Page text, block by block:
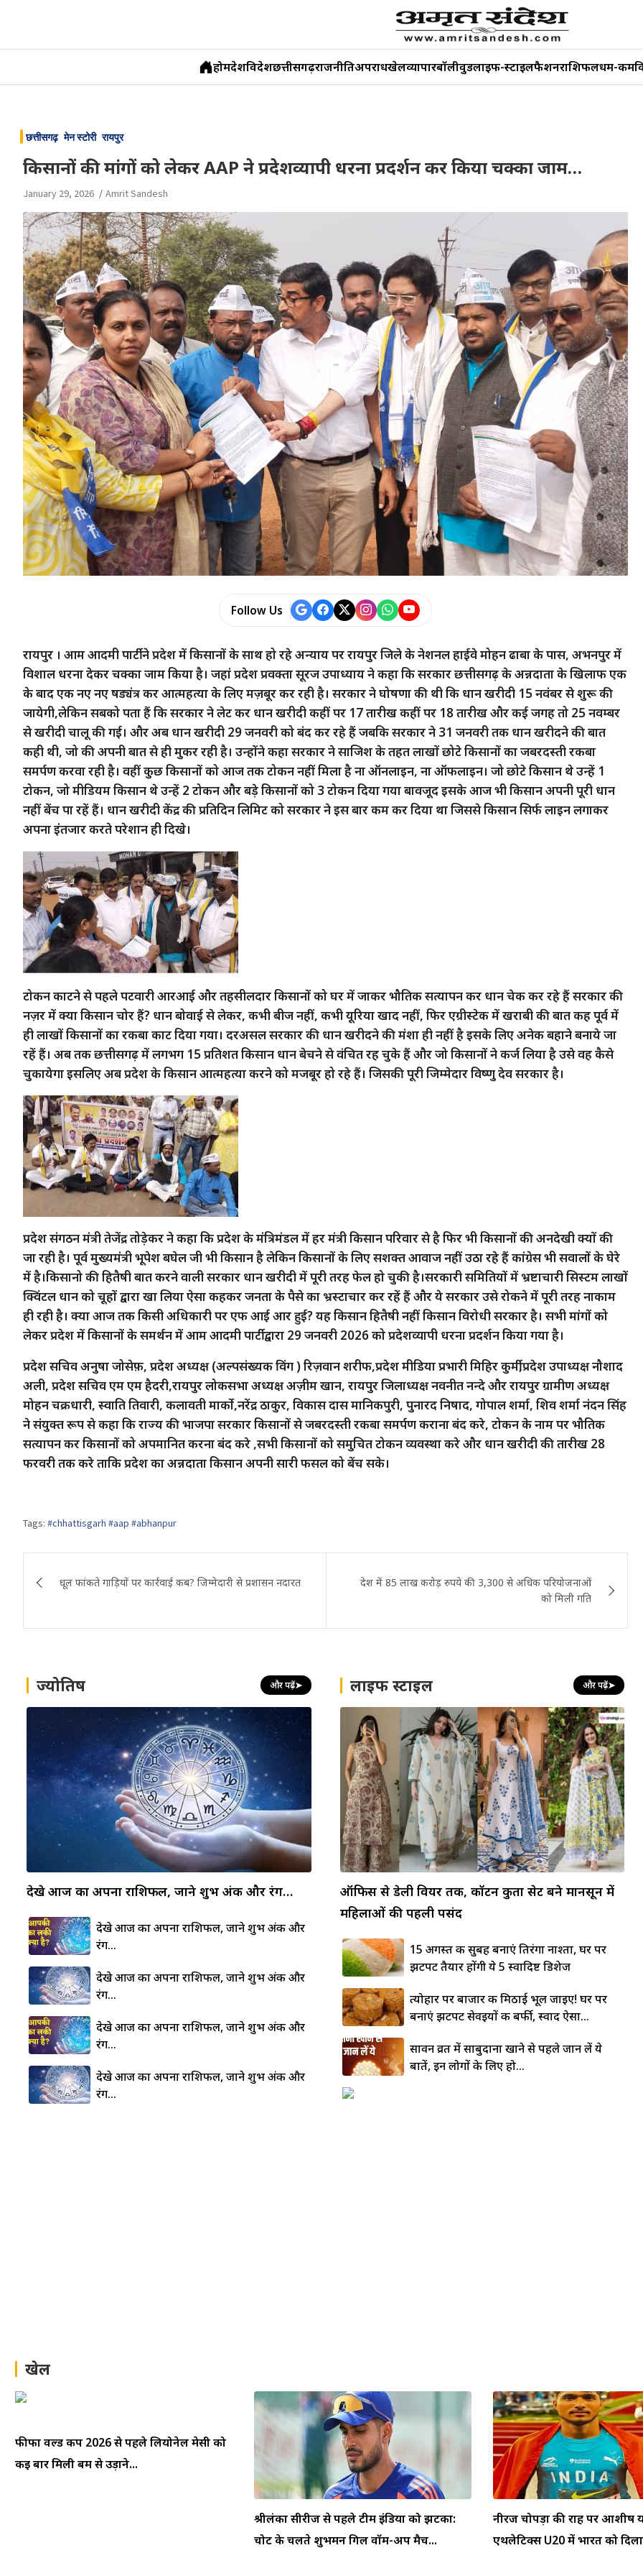
content
होमदेशविदेशछत्तीसगढ़राजनीतिअपराधखेलव्यापारबॉलीवुडलाइफ-स्टाइलफैशनराशिफलधर्म-कर्म
छत्तीसगढ़ मेन स्टोरी रायपुर
किसानों की मांगों को लेकर AAP ने प्रदेशव्यापी धरना प्रदर्शन कर किया चक्का जाम…
January 29, 2026 Amrit Sandesh
Follow Us
रायपुर । आम आदमी पार्टी ने प्रदेश में किसानों के साथ हो रहे अन्याय पर रायपुर जिले के नेशनल हाईवे मोहन ढाबा के पास, अभनपुर में
विशाल धरना देकर चक्का जाम किया है। जहां प्रदेश प्रवक्ता सूरज उपाध्याय ने कहा कि सरकार छत्तीसगढ़ के अन्नदाता के खिलाफ एक
के बाद एक नए नए षड्यंत्र कर आत्महत्या के लिए मज़बूर कर रही है। सरकार ने घोषणा की थी कि धान खरीदी 15 नवंबर से शुरू की
जायेगी,लेकिन सबको पता हैं कि सरकार ने लेट कर धान खरीदी कहीं पर 17 तारीख कहीं पर 18 तारीख और कई जगह तो 25 नवम्बर
से खरीदी चालू की गई। और अब धान खरीदी 29 जनवरी को बंद कर रहे हैं जबकि सरकार ने 31 जनवरी तक धान खरीदने की बात
कही थी, जो की अपनी बात से ही मुकर रही है। उन्होंने कहा सरकार ने साजिश के तहत लाखों छोटे किसानों का जबरदस्ती रकबा
समर्पण करवा रही है। वहीं कुछ किसानों को आज तक टोकन नहीं मिला है ना ऑनलाइन, ना ऑफलाइन। जो छोटे किसान थे उन्हें 1
टोकन, जो मीडियम किसान थे उन्हें 2 टोकन और बड़े किसानों को 3 टोकन दिया गया बावजूद इसके आज भी किसान अपनी पूरी धान
नहीं बेंच पा रहें हैं। धान खरीदी केंद्र की प्रतिदिन लिमिट को सरकार ने इस बार कम कर दिया था जिससे किसान सिर्फ लाइन लगाकर
अपना इंतजार करते परेशान ही दिखे।
टोकन काटने से पहले पटवारी आरआई और तहसीलदार किसानों को घर में जाकर भौतिक सत्यापन कर धान चेक कर रहे हैं सरकार की
नज़र में क्या किसान चोर हैं? धान बोवाई से लेकर, कभी बीज नहीं, कभी यूरिया खाद नहीं, फिर एग्रीस्टेक में खराबी की बात कह पूर्व में
ही लाखों किसानों का रकबा काट दिया गया। दरअसल सरकार की धान खरीदने की मंशा ही नहीं है इसके लिए अनेक बहाने बनाये जा
रहें हैं। अब तक छत्तीसगढ़ में लगभग 15 प्रतिशत किसान धान बेचने से वंचित रह चुके हैं और जो किसानों ने कर्ज लिया है उसे वह कैसे
चुकायेगा इसलिए अब प्रदेश के किसान आत्महत्या करने को मजबूर हो रहे हैं। जिसकी पूरी जिम्मेदार विष्णु देव सरकार है।
प्रदेश संगठन मंत्री तेजेंद्र तोड़ेकर ने कहा कि प्रदेश के मंत्रिमंडल में हर मंत्री किसान परिवार से है फिर भी किसानों की अनदेखी क्यों की
जा रही है। पूर्व मुख्यमंत्री भूपेश बघेल जी भी किसान है लेकिन किसानों के लिए सशक्त आवाज नहीं उठा रहे हैं कांग्रेस भी सवालों के घेरे
में है।किसानो की हितैषी बात करने वाली सरकार धान खरीदी में पूरी तरह फेल हो चुकी है।सरकारी समितियों में भ्रष्टाचारी सिस्टम लाखों
क्विंटल धान को चूहों द्वारा खा लिया ऐसा कहकर जनता के पैसे का भ्रस्टाचार कर रहें हैं और ये सरकार उसे रोकने में पूरी तरह नाकाम
ही रही है। क्या आज तक किसी अधिकारी पर एफ आई आर हुई? यह किसान हितैषी नहीं किसान विरोधी सरकार है। सभी मांगों को
लेकर प्रदेश में किसानों के समर्थन में आम आदमी पार्टी द्वारा 29 जनवरी 2026 को प्रदेशव्यापी धरना प्रदर्शन किया गया है।
प्रदेश सचिव अनुषा जोसेफ़, प्रदेश अध्यक्ष (अल्पसंख्यक विंग ) रिज़वान शरीफ,प्रदेश मीडिया प्रभारी मिहिर कुर्मी,प्रदेश उपाध्यक्ष नौशाद
अली, प्रदेश सचिव एम एम हैदरी,रायपुर लोकसभा अध्यक्ष अज़ीम खान, रायपुर जिलाध्यक्ष नवनीत नन्दे और रायपुर ग्रामीण अध्यक्ष
मोहन चक्रधारी, स्वाति तिवारी, कलावती मार्को,नरेंद्र ठाकुर, विकास दास मानिकपुरी, पुनारद निषाद, गोपाल शर्मा, शिव शर्मा नंदन सिंह
ने संयुक्त रूप से कहा कि राज्य की भाजपा सरकार किसानों से जबरदस्ती रकबा समर्पण कराना बंद करे, टोकन के नाम पर भौतिक
सत्यापन कर किसानों को अपमानित करना बंद करे ,सभी किसानों को समुचित टोकन व्यवस्था करे और धान खरीदी की तारीख 28
फरवरी तक करे ताकि प्रदेश का अन्नदाता किसान अपनी सारी फसल को बेंच सके।
Tags: #chhattisgarh #aap #abhanpur
navigation
धूल फांकते गाड़ियों पर कार्रवाई कब? जिम्मेदारी से प्रशासन नदारत
देश में 85 लाख करोड़ रुपये की 3,300 से अधिक परियोजनाओं
को मिली गति
ज्योतिष और पढ़ें➤
देखे आज का अपना राशिफल, जाने शुभ अंक और रंग…
देखे आज का अपना राशिफल, जाने शुभ अंक और
रंग…
देखे आज का अपना राशिफल, जाने शुभ अंक और
रंग…
देखे आज का अपना राशिफल, जाने शुभ अंक और
रंग…
देखे आज का अपना राशिफल, जाने शुभ अंक और
रंग…
लाइफ स्टाइल और पढ़ें➤
ऑफिस से डेली वियर तक, कॉटन कुर्ता सेट बने मानसून में
महिलाओं की पहली पसंद
15 अगस्त की सुबह बनाएं तिरंगा नाश्ता, घर पर
झटपट तैयार होंगी ये 5 स्वादिष्ट डिशेज
त्योहार पर बाजार की मिठाई भूल जाइए! घर पर
बनाएं झटपट सेवइयों की बर्फी, स्वाद ऐसा...
सावन व्रत में साबुदाना खाने से पहले जान लें ये
बातें, इन लोगों के लिए हो...
खेल
फीफा वर्ल्ड कप 2026 से पहले लियोनेल मेसी को
कई बार मिली बम से उड़ाने...
श्रीलंका सीरीज से पहले टीम इंडिया को झटका:
चोट के चलते शुभमन गिल वॉर्म-अप मैच...
नीरज चोपड़ा की राह पर आशीष
एथलेटिक्स U20 में भारत को